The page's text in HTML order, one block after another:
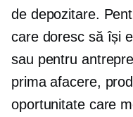
de depozitare.
care doresc să își
sau pentru
prima afacere,
oportunitate care